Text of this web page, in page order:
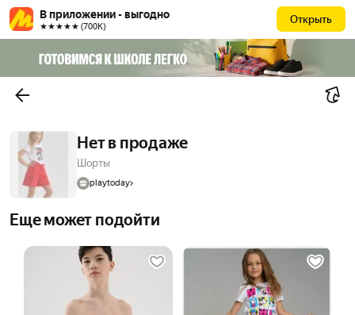
В приложении - выгодно
★★★★★ (700К)
Открыть
Нет в продаже
Шорты
playtoday
Еще может подойти